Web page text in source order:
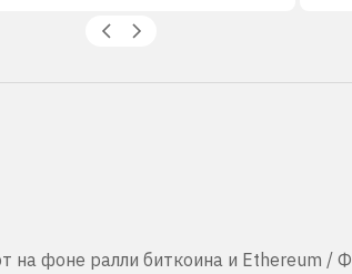
фоне ралли биткоина и Ethereum /